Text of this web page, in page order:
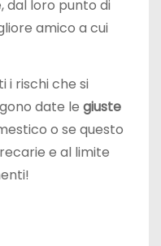
dal loro punto di
amico a cui
i rischi che si
date le giuste
o se questo
e al limite